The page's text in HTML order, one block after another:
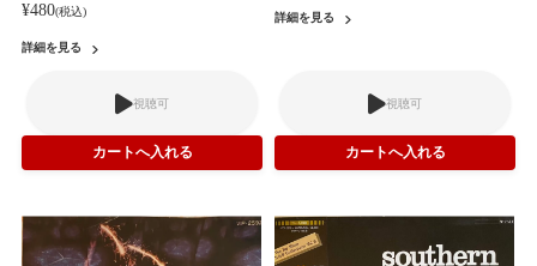
¥480(税込)
詳細を見る
視聴可
詳細を見る
視聴可